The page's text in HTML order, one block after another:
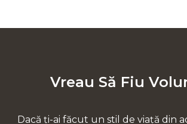
Vreau Să Fiu
Dacă ți-ai făcut un stil de viață din